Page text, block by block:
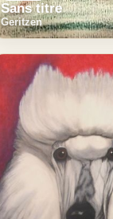
Sans titre
Geritzen